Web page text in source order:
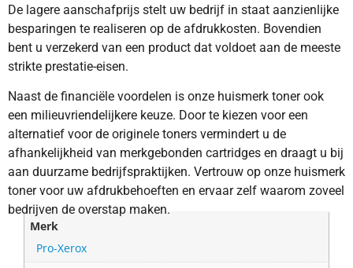
De lagere aanschafprijs stelt uw bedrijf in staat aanzienlijke
besparingen te realiseren op de afdrukkosten. Bovendien
bent u verzekerd van een product dat voldoet aan de meeste
strikte prestatie-eisen.
Naast de financiële voordelen is onze huismerk toner ook
een milieuvriendelijkere keuze. Door te kiezen voor een
alternatief voor de originele toners vermindert u de
afhankelijkheid van merkgebonden cartridges en draagt u bij
aan duurzame bedrijfspraktijken. Vertrouw op onze huismerk
toner voor uw afdrukbehoeften en ervaar zelf waarom zoveel
bedrijven de overstap maken.
Merk
Pro-Xerox